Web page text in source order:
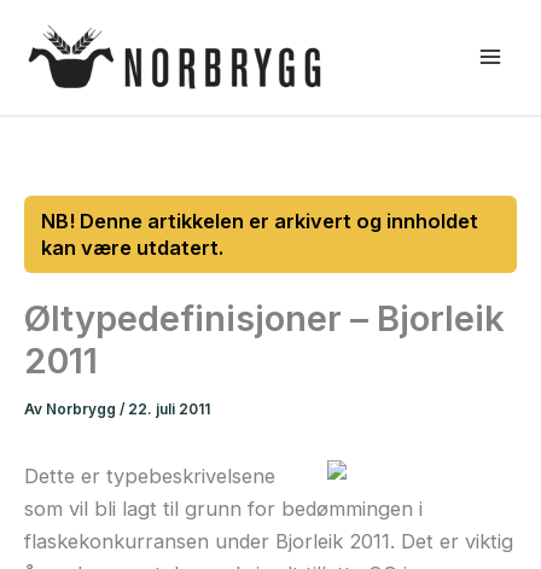
rett
Øltypedefinisjoner – Bjorleik
2011
Av Norbrygg / 22. juli 2011
Dette er typebeskrivelsene
som vil bli lagt til grunn for bedømmingen i
flaskekonkurransen under Bjorleik 2011. Det er viktig